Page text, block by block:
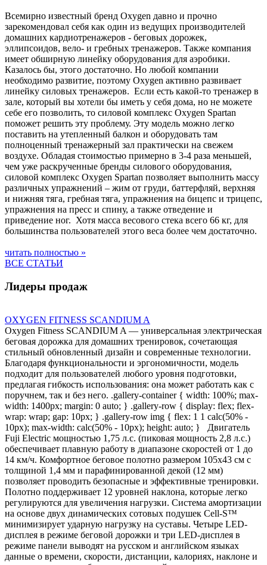
Всемирно известный бренд Oxygen давно и прочно
зарекомендовал себя как один из ведущих производителей
домашних кардиотренажеров - беговых дорожек,
эллипсоидов, вело- и гребных тренажеров. Также компания
имеет обширную линейку оборудования для аэробики.
Казалось бы, этого достаточно. Но любой компании
необходимо развитие, поэтому Oxygen активно развивает
линейку силовых тренажеров. Если есть какой-то тренажер в
зале, который вы хотели бы иметь у себя дома, но не можете
себе его позволить, то силовой комплекс Oxygen Spartan
поможет решить эту проблему. Эту модель можно легко
поставить на утепленный балкон и оборудовать там
полноценный тренажерный зал практически на свежем
воздухе. Обладая стоимостью примерно в 3-4 раза меньшей,
чем уже раскрученные бренды силового оборудования,
силовой комплекс Oxygen Spartan позволяет выполнить массу
различных упражнений – жим от груди, баттерфляй, верхняя
и нижняя тяга, гребная тяга, упражнения на бицепс и трицепс,
упражнения на пресс и спину, а также отведение и
приведение ног. Хотя масса весового стека всего 66 кг, для
большинства пользователей этого веса более чем достаточно.
читать полностью »
ВСЕ СТАТЬИ
Лидеры продаж
OXYGEN FITNESS SCANDIUM A
Oxygen Fitness SCANDIUM A — универсальная электрическая
беговая дорожка для домашних тренировок, сочетающая
стильный обновленный дизайн и современные технологии.
Благодаря функциональности и эргономичности, модель
подходит для пользователей любого уровня подготовки,
предлагая гибкость использования: она может работать как с
поручнем, так и без него. .gallery-container { width: 100%; max-
width: 1400px; margin: 0 auto; } .gallery-row { display: flex; flex-
wrap: wrap; gap: 10px; } .gallery-row img { flex: 1 1 calc(50% -
10px); max-width: calc(50% - 10px); height: auto; } Двигатель
Fuji Electric мощностью 1,75 л.с. (пиковая мощность 2,8 л.с.)
обеспечивает плавную работу в диапазоне скоростей от 1 до
14 км/ч. Комфортное беговое полотно размером 105х43 см с
толщиной 1,4 мм и парафинированной декой (12 мм)
позволяет проводить безопасные и эффективные тренировки.
Полотно поддерживает 12 уровней наклона, которые легко
регулируются для увеличения нагрузки. Система амортизации
на основе двух динамических сотовых подушек Cell-S™
минимизирует ударную нагрузку на суставы. Четыре LED-
дисплея в режиме беговой дорожки и три LED-дисплея в
режиме панели выводят на русском и английском языках
данные о времени, скорости, дистанции, калориях, наклоне и